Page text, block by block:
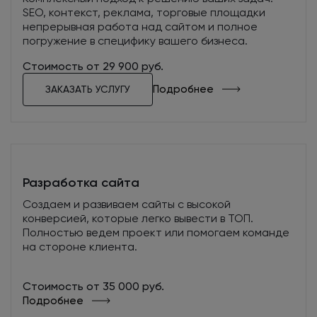
помогут принять решение о покупке.
дизайнеров, отвечает за качество творческой
работы и сроки ее выполнения. Контролирует
процесс технического воплощения дизайна.
SEO, контекст, реклама, торговые площадки
непрерывная работа над сайтом и полное
погружение в специфику вашего бизнеса.
Стоимость от 29 900 руб.
ЗАКАЗАТЬ УСЛУГУ Подробнее
Разработка сайта
Создаем и развиваем сайты с высокой
конверсией, которые легко вывести в ТОП.
Полностью ведем проект или помогаем команде
на стороне клиента.
Стоимость от 35 000 руб.
Подробнее